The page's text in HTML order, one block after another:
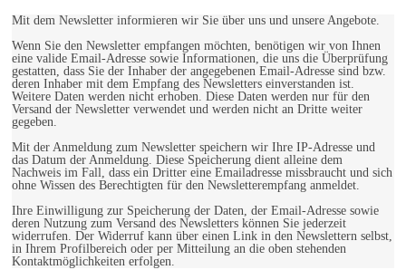
Mit dem Newsletter informieren wir Sie über uns und unsere Angebote.
Wenn Sie den Newsletter empfangen möchten, benötigen wir von Ihnen
eine valide Email-Adresse sowie Informationen, die uns die Überprüfung
gestatten, dass Sie der Inhaber der angegebenen Email-Adresse sind bzw.
deren Inhaber mit dem Empfang des Newsletters einverstanden ist.
Weitere Daten werden nicht erhoben. Diese Daten werden nur für den
Versand der Newsletter verwendet und werden nicht an Dritte weiter
gegeben.
Mit der Anmeldung zum Newsletter speichern wir Ihre IP-Adresse und
das Datum der Anmeldung. Diese Speicherung dient alleine dem
Nachweis im Fall, dass ein Dritter eine Emailadresse missbraucht und sich
ohne Wissen des Berechtigten für den Newsletterempfang anmeldet.
Ihre Einwilligung zur Speicherung der Daten, der Email-Adresse sowie
deren Nutzung zum Versand des Newsletters können Sie jederzeit
widerrufen. Der Widerruf kann über einen Link in den Newslettern selbst,
in Ihrem Profilbereich oder per Mitteilung an die oben stehenden
Kontaktmöglichkeiten erfolgen.